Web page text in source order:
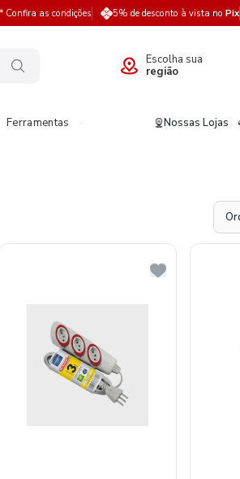
Confira as condições 5% de desconto à vista no Pix
Escolha sua
região
Ferramentas Nossas Lojas